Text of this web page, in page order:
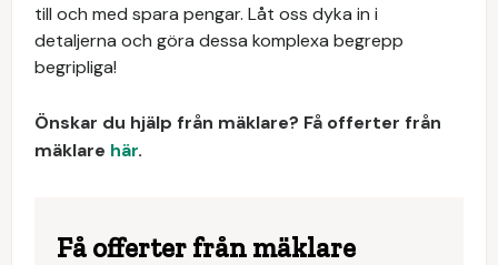
till och med spara pengar. Låt oss dyka in i
detaljerna och göra dessa komplexa begrepp
begripliga!
Önskar du hjälp från mäklare? Få offerter från
mäklare här.
Få offerter från mäklare